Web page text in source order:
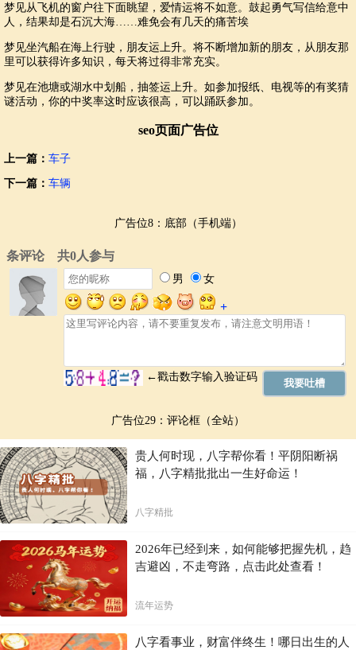
梦见从飞机的窗户往下面眺望，爱情运将不如意。鼓起勇气写信给意中
人，结果却是石沉大海……难免会有几天的痛苦埃
梦见坐汽船在海上行驶，朋友运上升。将不断增加新的朋友，从朋友那
里可以获得许多知识，每天将过得非常充实。
梦见在池塘或湖水中划船，抽签运上升。如参加报纸、电视等的有奖猜
谜活动，你的中奖率这时应该很高，可以踊跃参加。
seo页面广告位
上一篇： 车子
下一篇： 车辆
广告位8：底部（手机端）
广告位29：评论框（全站）
贵人何时现，八字帮你看！平阴阳断祸
福，八字精批批出一生好命运！
八字精批
2026年已经到来，如何能够把握先机，趋
吉避凶，不走弯路，点击此处查看！
流年运势
八字看事业，财富伴终生！哪日出生的人